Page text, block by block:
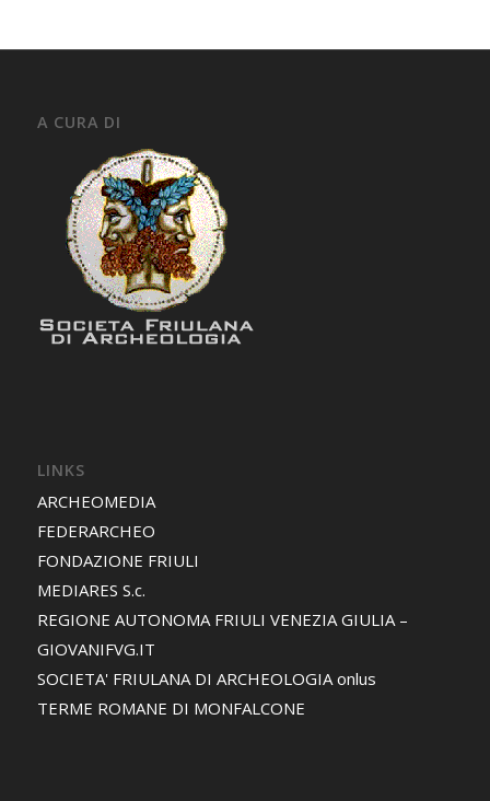
A CURA DI
LINKS
ARCHEOMEDIA
FEDERARCHEO
FONDAZIONE FRIULI
MEDIARES S.c.
REGIONE AUTONOMA FRIULI VENEZIA GIULIA –
GIOVANIFVG.IT
SOCIETA' FRIULANA DI ARCHEOLOGIA onlus
TERME ROMANE DI MONFALCONE